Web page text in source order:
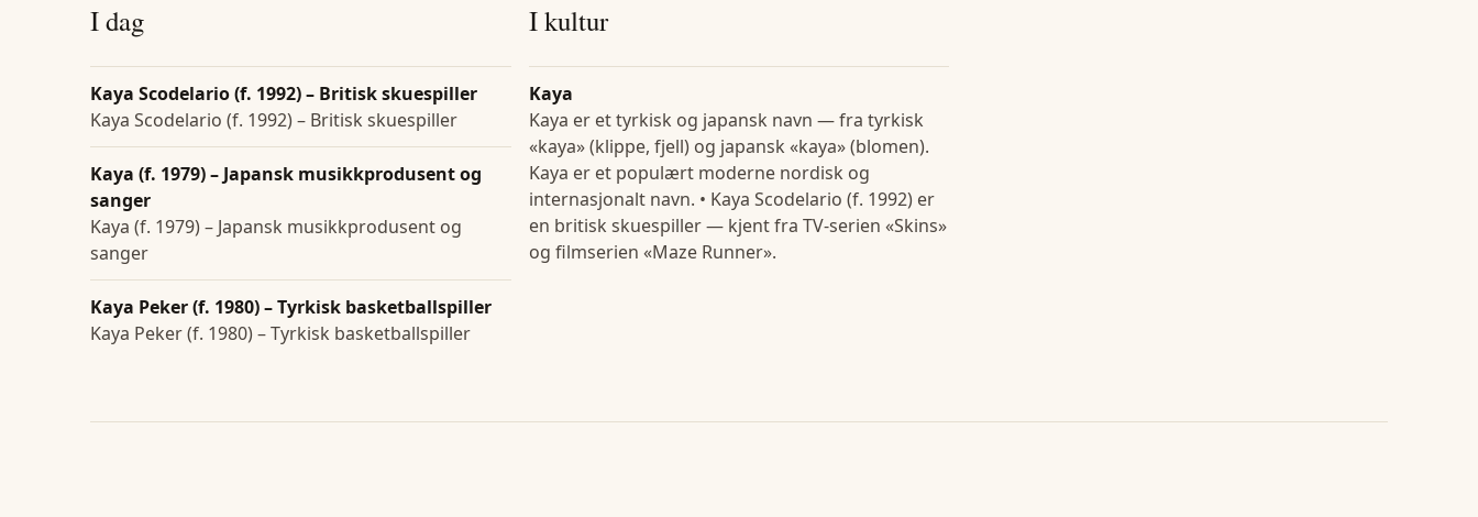
I dag
Kaya Scodelario (f. 1992) – Britisk skuespiller
Kaya Scodelario (f. 1992) – Britisk skuespiller
Kaya (f. 1979) – Japansk musikkprodusent og
sanger
Kaya (f. 1979) – Japansk musikkprodusent og
sanger
Kaya Peker (f. 1980) – Tyrkisk basketballspiller
Kaya Peker (f. 1980) – Tyrkisk basketballspiller
I kultur
Kaya
Kaya er et tyrkisk og japansk navn — fra tyrkisk
«kaya» (klippe, fjell) og japansk «kaya» (blomen).
Kaya er et populært moderne nordisk og
internasjonalt navn. • Kaya Scodelario (f. 1992) er
en britisk skuespiller — kjent fra TV-serien «Skins»
og filmserien «Maze Runner».